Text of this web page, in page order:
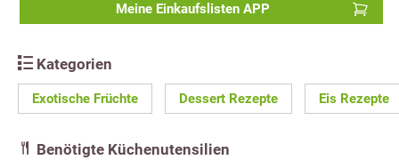
Meine Einkaufslisten APP
Kategorien
Exotische Früchte Dessert Rezepte Eis Rezepte
Benötigte Küchenutensilien